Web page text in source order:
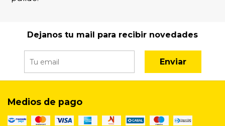
Dejanos tu mail para recibir novedades
Enviar
Medios de pago